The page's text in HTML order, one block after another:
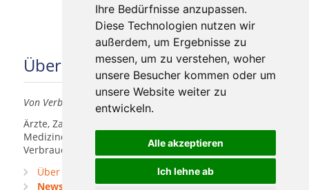
Ihre Bedürfnisse anzupassen.
Diese Technologien nutzen wir
außerdem, um Ergebnisse zu
messen, um zu verstehen, woher
unsere Besucher kommen oder um
unsere Website weiter zu
entwickeln.
Alle akzeptieren
Ich lehne ab
Über uns
Von Verbrauchern für Verbraucher
Ärzte, Zahnärzte, Akustiker und andere
Medizindienstleister haben hier die Möglichkeit, sich
Verbrauchern vorzustellen.
Über uns
Newsletter
Praxismarketing